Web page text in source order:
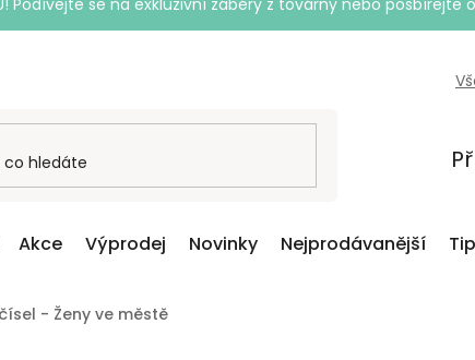
Podívejte se na exkluzivní záběry z továrny nebo
Akce Výprodej Novinky Nejprodávanější
- Ženy ve městě